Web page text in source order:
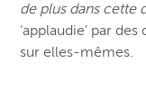
de plus dans cette
‘applaudie’ par
sur elles-mêmes.